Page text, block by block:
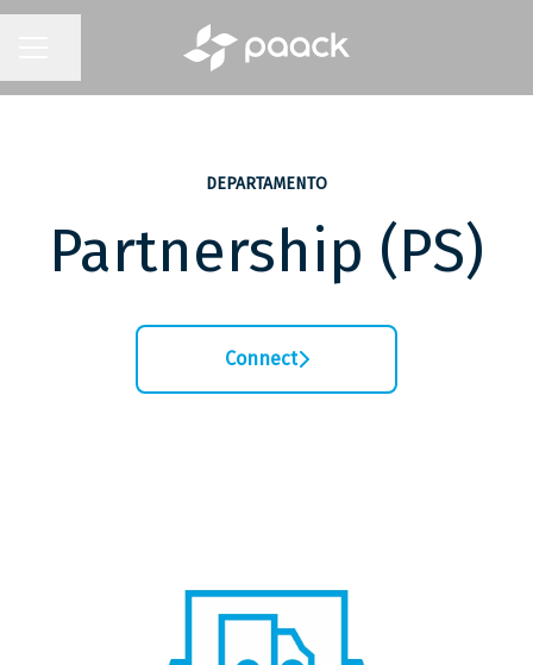
MENU DE CARREIRAS
Partilhar página
DEPARTAMENTO
Partnership (PS)
Connect